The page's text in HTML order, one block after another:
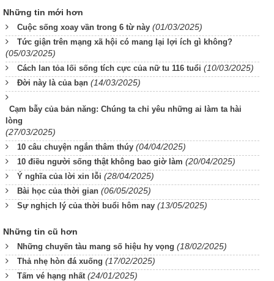
Những tin mới hơn
Cuộc sống xoay vần trong 6 từ này (01/03/2025)
Tức giận trên mạng xã hội có mang lại lợi ích gì không?
(05/03/2025)
Cách lan tỏa lối sống tích cực của nữ tu 116 tuổi (10/03/2025)
Đời này là của bạn (14/03/2025)
Cạm bẫy của bản năng: Chúng ta chỉ yêu những ai làm ta hài
lòng
(27/03/2025)
10 câu chuyện ngắn thâm thúy (04/04/2025)
10 điều người sống thật không bao giờ làm (20/04/2025)
Ý nghĩa của lời xin lỗi (28/04/2025)
Bài học của thời gian (06/05/2025)
Sự nghịch lý của thời buổi hôm nay (13/05/2025)
Những tin cũ hơn
Những chuyến tàu mang số hiệu hy vọng (18/02/2025)
Thả nhẹ hòn đá xuống (17/02/2025)
Tấm vé hạng nhất (24/01/2025)